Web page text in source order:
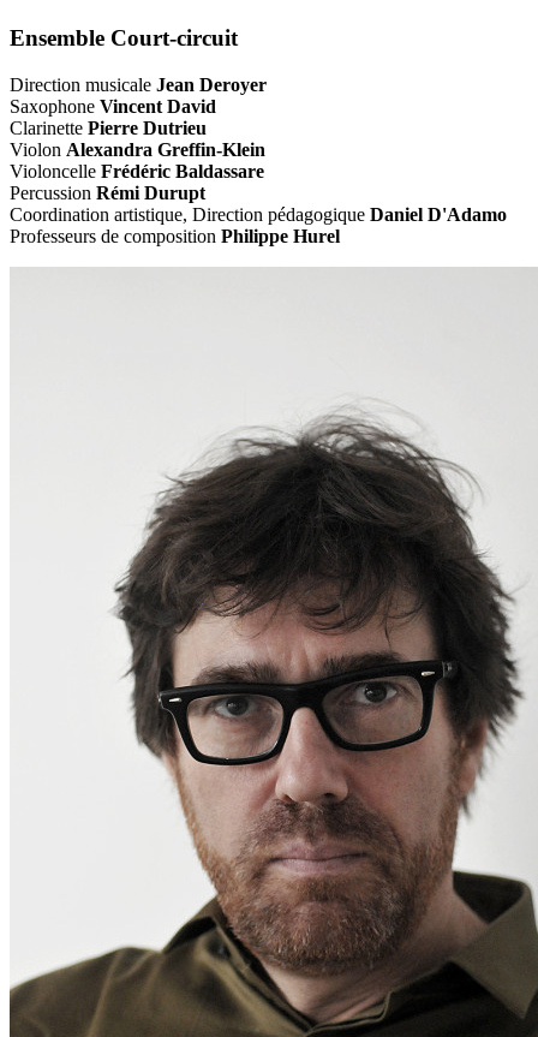
Ensemble Court-circuit
Direction musicale Jean Deroyer
Saxophone Vincent David
Clarinette Pierre Dutrieu
Violon Alexandra Greffin-Klein
Violoncelle Frédéric Baldassare
Percussion Rémi Durupt
Coordination artistique, Direction pédagogique Daniel D'Adamo
Professeurs de composition Philippe Hurel